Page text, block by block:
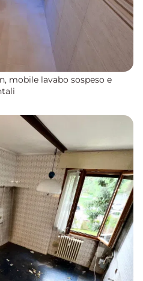
mobile lavabo sospeso e